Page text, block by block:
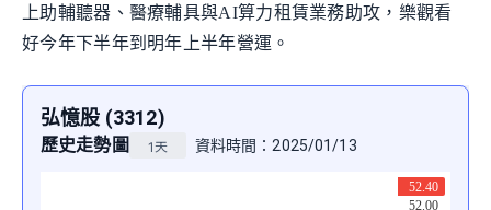
上助輔聽器、醫療輔具與AI算力租賃業務助攻，樂觀看
好今年下半年到明年上半年營運。